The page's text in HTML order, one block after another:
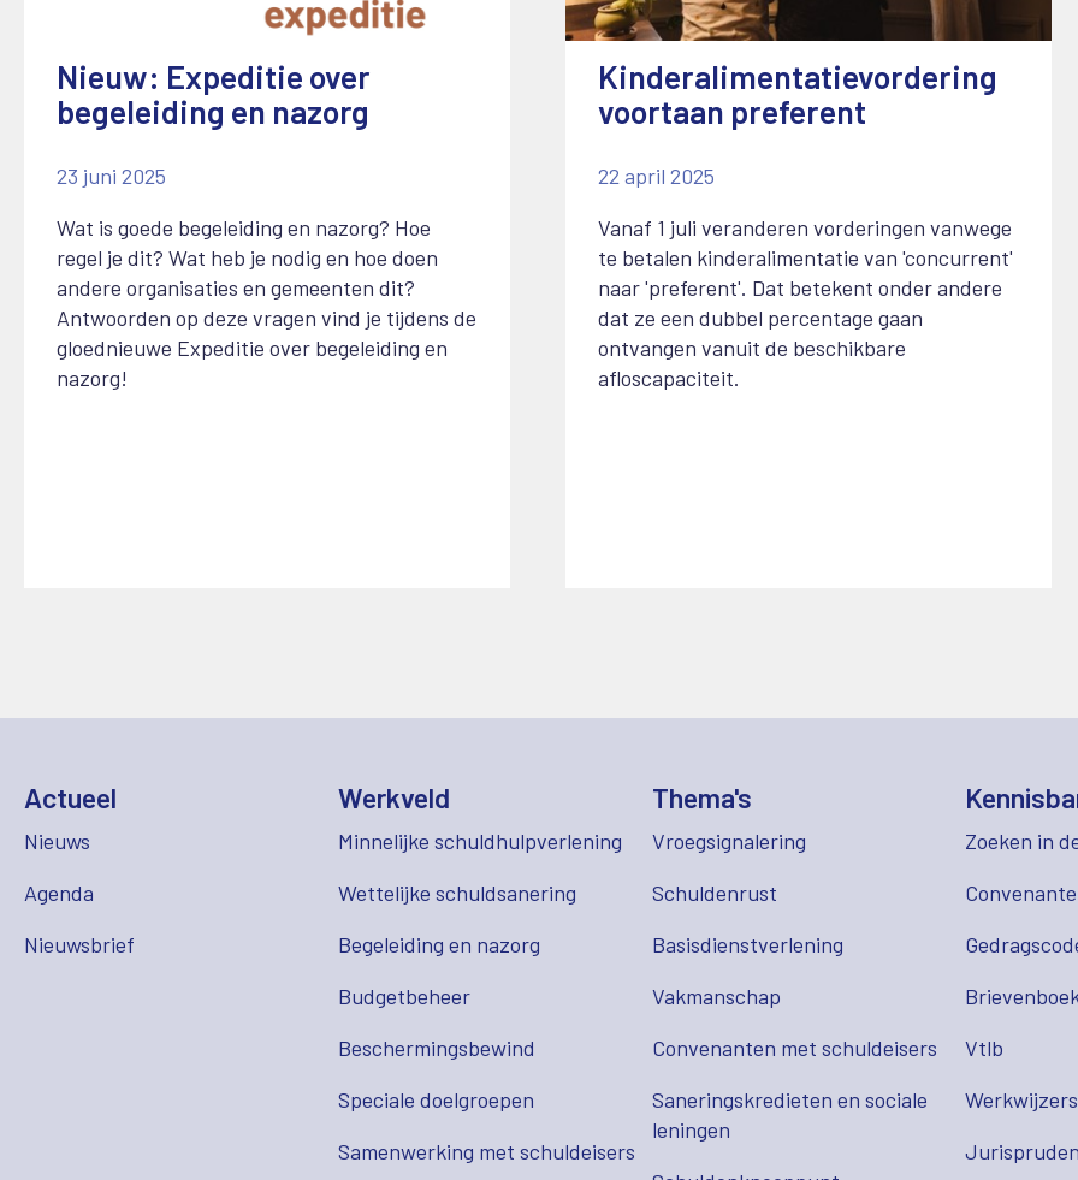
Nieuw: Expeditie over
begeleiding en nazorg
23 juni 2025
Wat is goede begeleiding en nazorg? Hoe
regel je dit? Wat heb je nodig en hoe doen
andere organisaties en gemeenten dit?
Antwoorden op deze vragen vind je tijdens de
gloednieuwe Expeditie over begeleiding en
nazorg!
Kinderalimentatievordering
voortaan preferent
22 april 2025
Vanaf 1 juli veranderen vorderingen vanwege
te betalen kinderalimentatie van 'concurrent'
naar 'preferent'. Dat betekent onder andere
dat ze een dubbel percentage gaan
ontvangen vanuit de beschikbare
afloscapaciteit.
Actueel
Nieuws
Agenda
Nieuwsbrief
Werkveld
Minnelijke schuldhulpverlening
Wettelijke schuldsanering
Begeleiding en nazorg
Budgetbeheer
Beschermingsbewind
Speciale doelgroepen
Samenwerking met schuldeisers
Thema's
Vroegsignalering
Schuldenrust
Basisdienstverlening
Vakmanschap
Convenanten met schuldeisers
Saneringskredieten en sociale
leningen
Zoeken in
Vtlb
Werkwijzers